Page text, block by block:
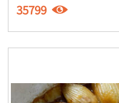
35799